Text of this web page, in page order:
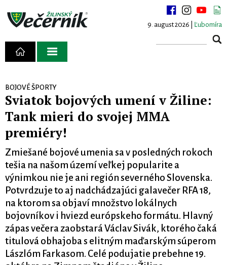
9. august 2026 | Ľubomíra
BOJOVÉ ŠPORTY
Sviatok bojových umení v Žiline:
Tank mieri do svojej MMA
premiéry!
Zmiešané bojové umenia sa v posledných rokoch
tešia na našom území veľkej popularite a
výnimkou nie je ani región severného Slovenska.
Potvrdzuje to aj nadchádzajúci galavečer RFA 18,
na ktorom sa objaví množstvo lokálnych
bojovníkov i hviezd európskeho formátu. Hlavný
zápas večera zaobstará Václav Sivák, ktorého čaká
titulová obhajoba s elitným maďarským súperom
Lászlóm Farkasom. Celé podujatie prebehne 19.